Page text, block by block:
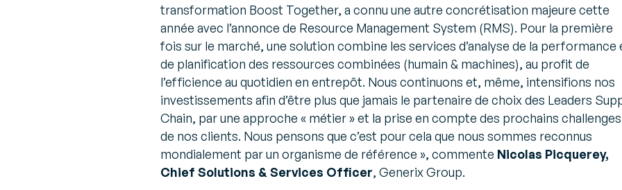
transformation Boost Together, a connu une autre concrétisation majeure cette
année avec l’annonce de Resource Management System (RMS). Pour la première
fois sur le marché, une solution combine les services d’analyse de la performance
de planification des ressources combinées (humain & machines), au profit de
l’efficience au quotidien en entrepôt. Nous continuons et, même, intensifions nos
investissements afin d’être plus que jamais le partenaire de choix des Leaders
Chain, par une approche « métier » et la prise en compte des prochains challenges
de nos clients. Nous pensons que c’est pour cela que nous sommes reconnus
mondialement par un organisme de référence », commente Nicolas Picquerey,
Chief Solutions & Services Officer, Generix Group.